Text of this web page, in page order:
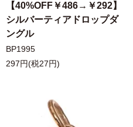
【40%OFF￥486→￥292】
シルバーティアドロップダ
ングル
BP1995
297円(税27円)